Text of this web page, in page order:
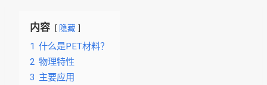
内容 隐藏
1 什么是PET材料？
2 物理特性
3 主要应用